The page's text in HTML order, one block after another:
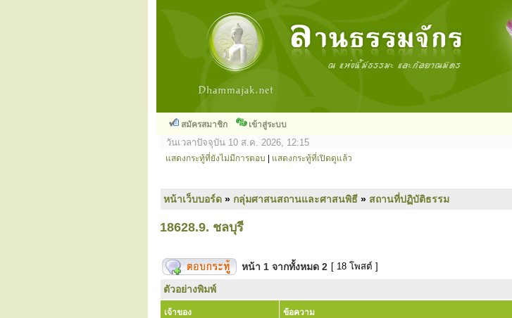
สมัครสมาชิก เข้าสู่ระบบ
วันเวลาปัจจุบัน 10 ส.ค. 2026, 12:15
แสดงกระทู้ที่ยังไม่มีการตอบ แสดงกระทู้ที่เปิดดูแล้ว
หน้าเว็บบอร์ด » กลุ่มศาสนสถานและศาสนพิธี » สถานที่ปฏิบัติธรรม
18628.9. ชลบุรี
หน้า 1 จากทั้งหมด 2 [ 18 โพสต์ ]
ตัวอย่างพิมพ์
เจ้าของ ข้อความ